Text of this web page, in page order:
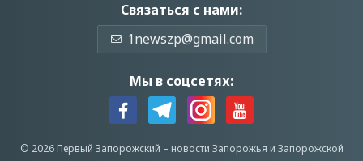
Связаться с нами:
1newszp@gmail.com
Мы в соцсетях:
© 2026 Первый Запорожский – новости Запорожья и Запорожской